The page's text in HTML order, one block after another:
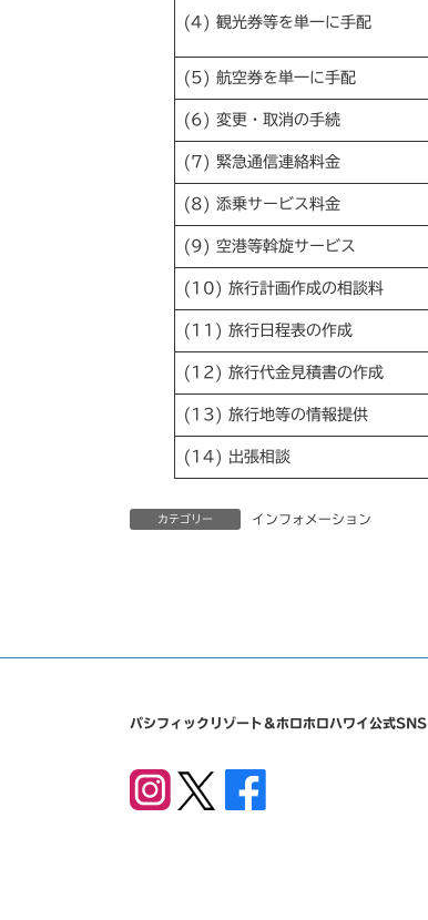
(4) 観光券等を単一に手配
(5) 航空券を単一に手配
(6) 変更・取消の手続
(7) 緊急通信連絡料金
(8) 添乗サービス料金
(9) 空港等斡旋サービス
(10) 旅行計画作成の相談料
(11) 旅行日程表の作成
(12) 旅行代金見積書の作成
(13) 旅行地等の情報提供
(14) 出張相談
カテゴリー インフォメーション
パシフィックリゾート＆ホロホロハワイ公式SNS